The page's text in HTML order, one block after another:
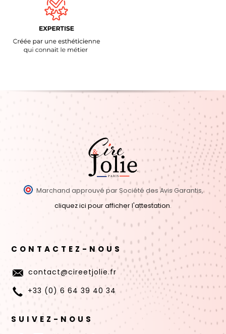
Marchand approuvé par Société des Avis Garantis,
cliquez ici pour afficher l'attestation.
CONTACTEZ-NOUS
contact@cireetjolie.fr
+33 (0) 6 64 39 40 34
SUIVEZ-NOUS